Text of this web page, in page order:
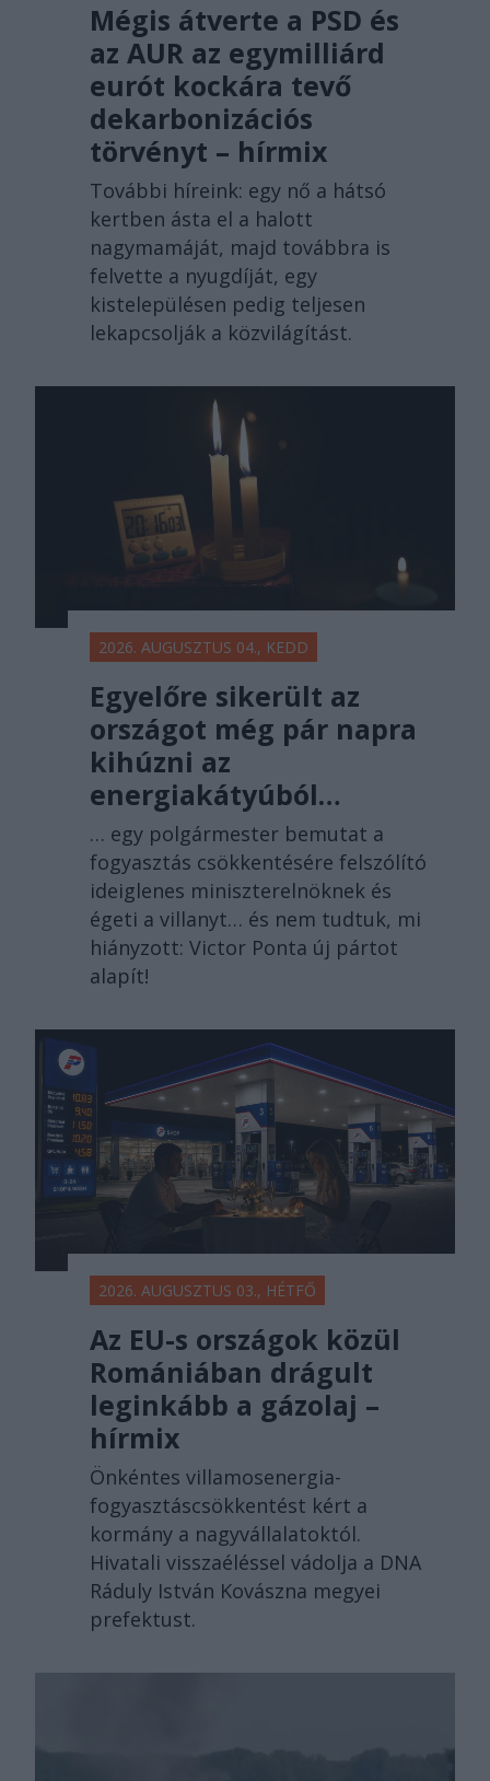
Mégis átverte a PSD és
az AUR az egymilliárd
eurót kockára tevő
dekarbonizációs
törvényt – hírmix
További híreink: egy nő a hátsó
kertben ásta el a halott
nagymamáját, majd továbbra is
felvette a nyugdíját, egy
kistelepülésen pedig teljesen
lekapcsolják a közvilágítást.
2026. AUGUSZTUS 04., KEDD
Egyelőre sikerült az
országot még pár napra
kihúzni az
energiakátyúból…
… egy polgármester bemutat a
fogyasztás csökkentésére felszólító
ideiglenes miniszterelnöknek és
égeti a villanyt… és nem tudtuk, mi
hiányzott: Victor Ponta új pártot
alapít!
2026. AUGUSZTUS 03., HÉTFŐ
Az EU-s országok közül
Romániában drágult
leginkább a gázolaj –
hírmix
Önkéntes villamosenergia-
fogyasztáscsökkentést kért a
kormány a nagyvállalatoktól.
Hivatali visszaéléssel vádolja a DNA
Ráduly István Kovászna megyei
prefektust.